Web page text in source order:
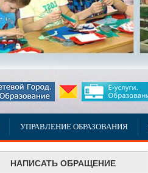
УПРАВЛЕНИЕ ОБРАЗОВАНИЯ
НАПИСАТЬ ОБРАЩЕНИЕ